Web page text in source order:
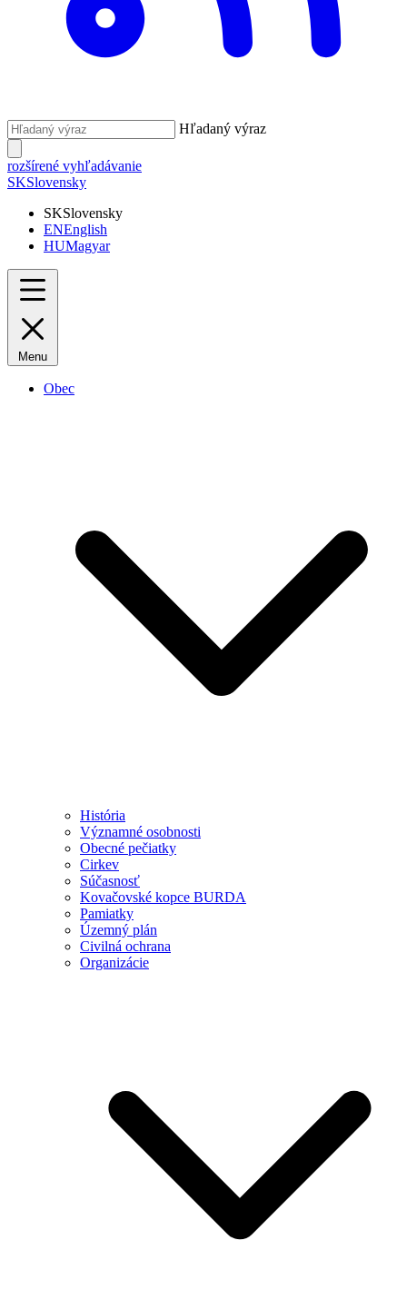
Hľadaný výraz
rozšírené vyhľadávanie
SKSlovensky
SKSlovensky
ENEnglish
HUMagyar
Menu
Obec
História
Významné osobnosti
Obecné pečiatky
Cirkev
Súčasnosť
Kovačovské kopce BURDA
Pamiatky
Územný plán
Civilná ochrana
Organizácie